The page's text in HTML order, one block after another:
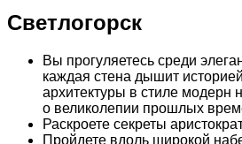
Светлогорск
Вы прогуляетесь среди
каждая стена дышит
архитектуры в стиле модерн
о великолепии прошлых
Раскроете секреты
Пройдете вдоль широкой